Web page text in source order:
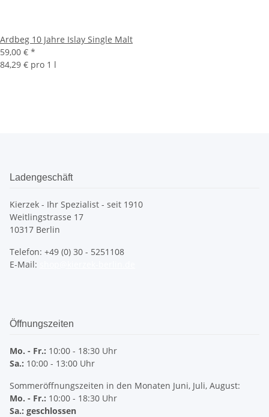
Ardbeg 10 Jahre Islay Single Malt
59,00 € *
84,29 € pro 1 l
Ladengeschäft
Kierzek - Ihr Spezialist - seit 1910
Weitlingstrasse 17
10317 Berlin
Telefon: +49 (0) 30 - 5251108
E-Mail:
Öffnungszeiten
Mo. - Fr.: 10:00 - 18:30 Uhr
Sa.: 10:00 - 13:00 Uhr
Sommeröffnungszeiten in den Monaten Juni, Juli, August:
Mo. - Fr.: 10:00 - 18:30 Uhr
Sa.: geschlossen